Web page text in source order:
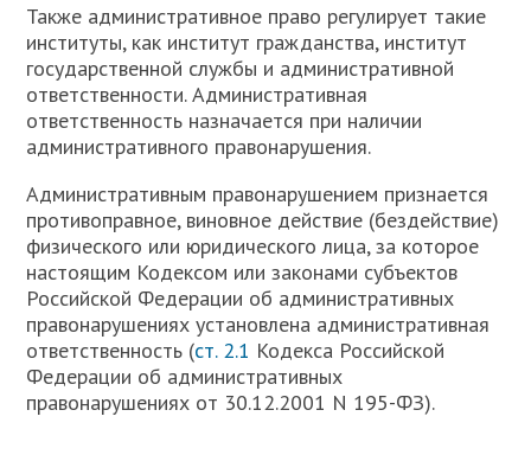
Также административное право регулирует такие
институты, как институт гражданства, институт
государственной службы и административной
ответственности. Административная
ответственность назначается при наличии
административного правонарушения.
Административным правонарушением признается
противоправное, виновное действие (бездействие)
физического или юридического лица, за которое
настоящим Кодексом или законами субъектов
Российской Федерации об административных
правонарушениях установлена административная
ответственность (ст. 2.1 Кодекса Российской
Федерации об административных
правонарушениях от 30.12.2001 N 195-ФЗ).